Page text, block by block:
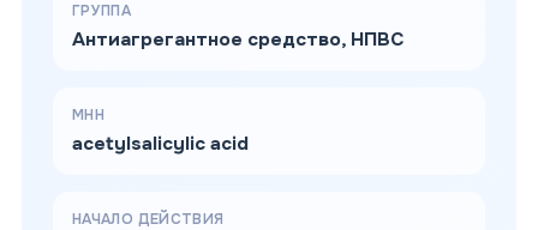
ГРУППА
Антиагрегантное средство, НПВС
МНН
acetylsalicylic acid
НАЧАЛО ДЕЙСТВИЯ